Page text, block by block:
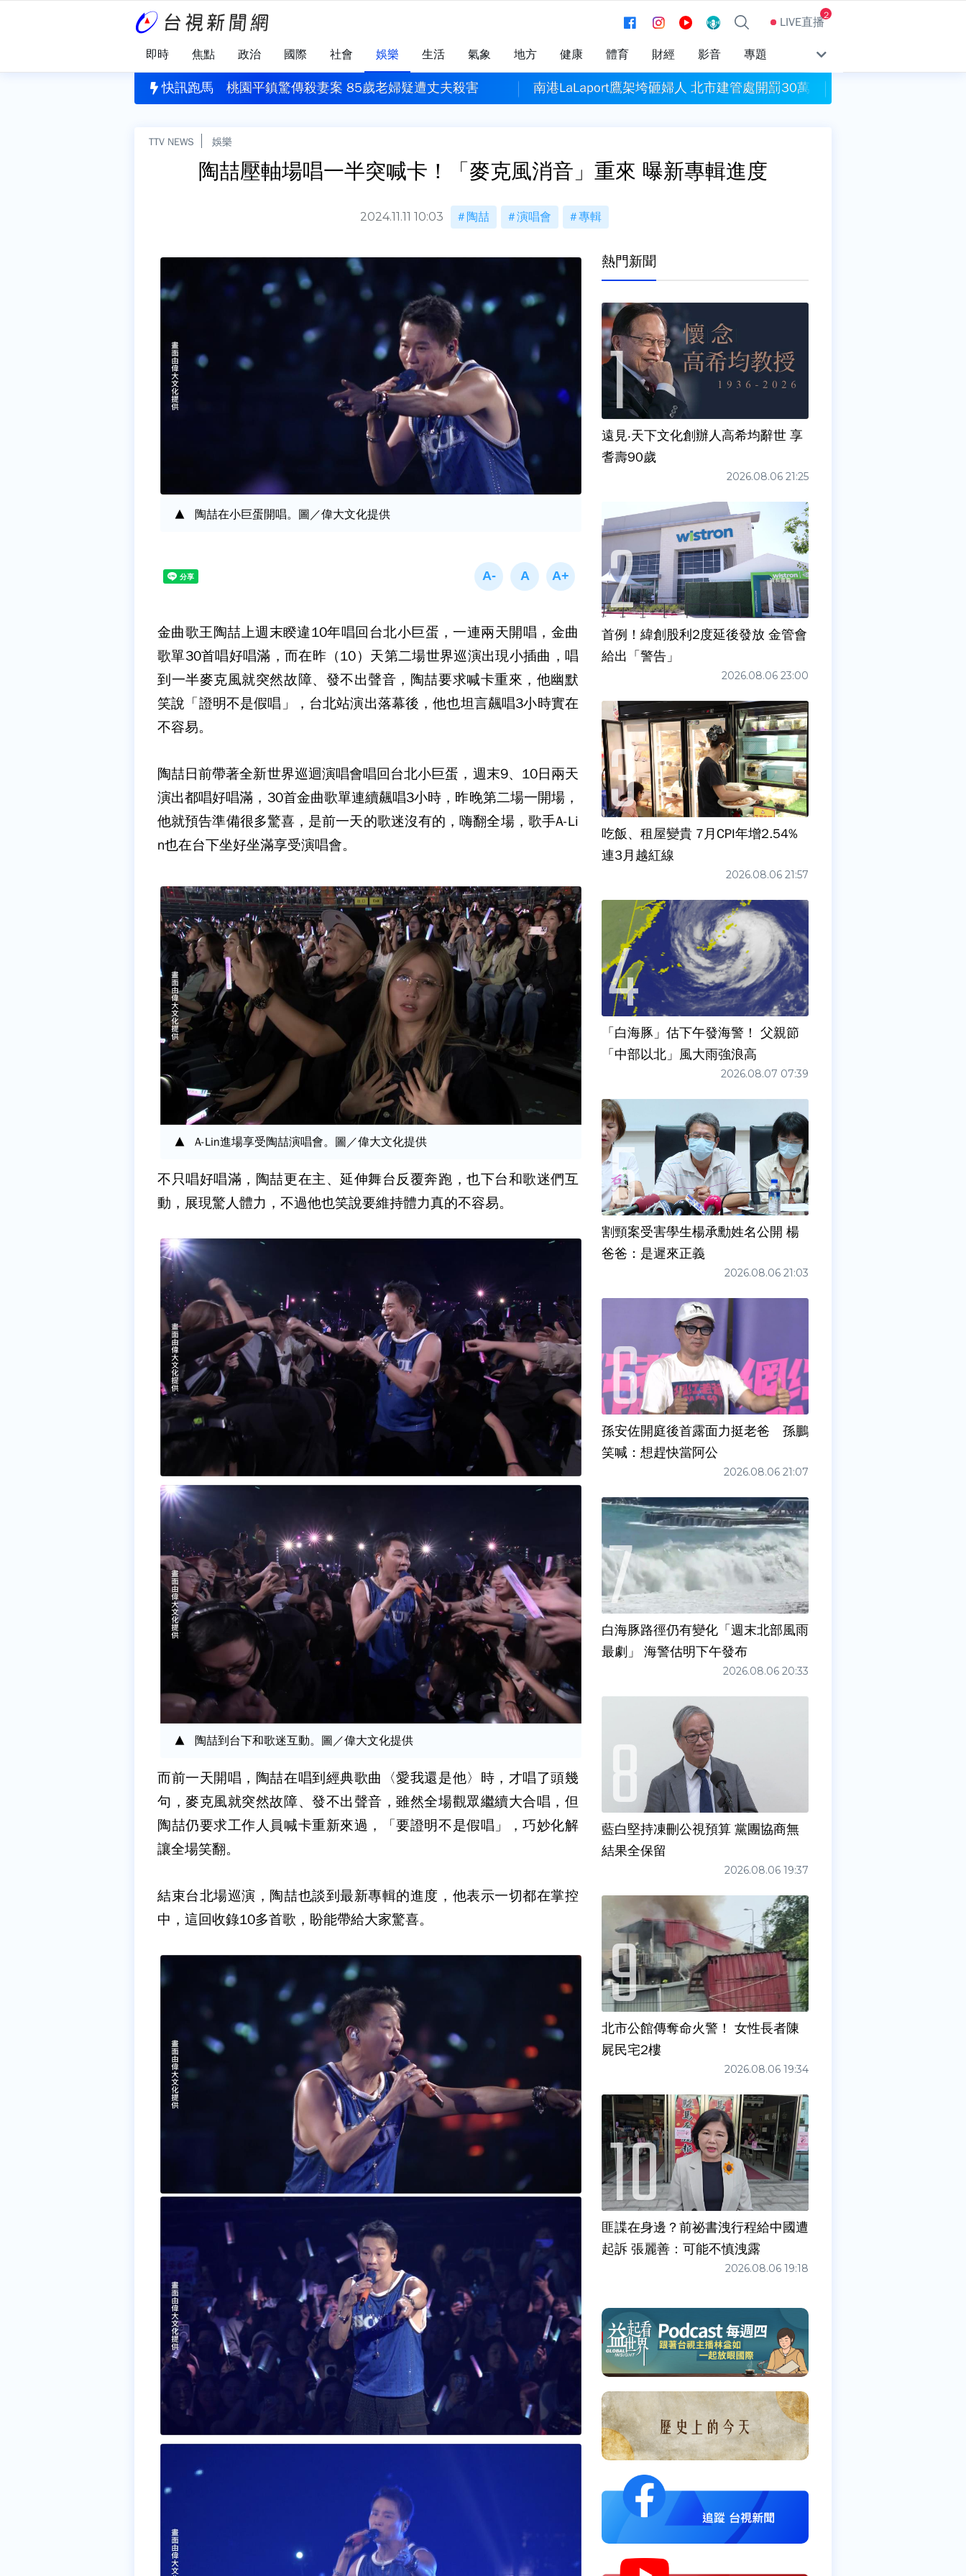
LIVE直播2
即時 焦點 政治 國際 社會 娛樂 生活 氣象 地方 健康 體育 財經 影音 專題
快訊跑馬
童過期食材！社會局稽查「業者早等候」 簡舒培批包庇桃園平鎮驚傳殺妻案 85歲老婦疑遭丈夫殺害 南港LaLaport鷹架垮砸婦人 北市建管處開罰30萬
TTV NEWS 娛樂
陶喆壓軸場唱一半突喊卡！「麥克風消音」重來 曝新專輯進度
2024.11.11 10:03 陶喆 演唱會 專輯
陶喆在小巨蛋開唱。圖／偉大文化提供
金曲歌王陶喆上週末睽違10年唱回台北小巨蛋，一連兩天開唱，金曲
歌單30首唱好唱滿，而在昨（10）天第二場世界巡演出現小插曲，唱
到一半麥克風就突然故障、發不出聲音，陶喆要求喊卡重來，他幽默
笑說「證明不是假唱」，台北站演出落幕後，他也坦言飆唱3小時實在
不容易。
陶喆日前帶著全新世界巡迴演唱會唱回台北小巨蛋，週末9、10日兩天
演出都唱好唱滿，30首金曲歌單連續飆唱3小時，昨晚第二場一開場，
他就預告準備很多驚喜，是前一天的歌迷沒有的，嗨翻全場，歌手A-Li
n也在台下坐好坐滿享受演唱會。
A-Lin進場享受陶喆演唱會。圖／偉大文化提供
不只唱好唱滿，陶喆更在主、延伸舞台反覆奔跑，也下台和歌迷們互
動，展現驚人體力，不過他也笑說要維持體力真的不容易。
陶喆到台下和歌迷互動。圖／偉大文化提供
而前一天開唱，陶喆在唱到經典歌曲〈愛我還是他〉時，才唱了頭幾
句，麥克風就突然故障、發不出聲音，雖然全場觀眾繼續大合唱，但
陶喆仍要求工作人員喊卡重新來過，「要證明不是假唱」，巧妙化解
讓全場笑翻。
結束台北場巡演，陶喆也談到最新專輯的進度，他表示一切都在掌控
中，這回收錄10多首歌，盼能帶給大家驚喜。
熱門新聞
遠見‧天下文化創辦人高希均辭世 享
耆壽90歲
2026.08.06 21:25
首例！緯創股利2度延後發放 金管會
給出「警告」
2026.08.06 23:00
吃飯、租屋變貴 7月CPI年增2.54%
連3月越紅線
2026.08.06 21:57
「白海豚」估下午發海警！ 父親節
「中部以北」風大雨強浪高
2026.08.07 07:39
割頸案受害學生楊承勳姓名公開 楊
爸爸：是遲來正義
2026.08.06 21:03
孫安佐開庭後首露面力挺老爸 孫鵬
笑喊：想趕快當阿公
2026.08.06 21:07
白海豚路徑仍有變化「週末北部風雨
最劇」 海警估明下午發布
2026.08.06 20:33
藍白堅持凍刪公視預算 黨團協商無
結果全保留
2026.08.06 19:37
北市公館傳奪命火警！ 女性長者陳
屍民宅2樓
2026.08.06 19:34
匪諜在身邊？前祕書洩行程給中國遭
起訴 張麗善：可能不慎洩露
2026.08.06 19:18